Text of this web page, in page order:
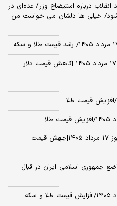
درباره استیضاح وزرا/ عده‌ای در
شود/ خیلی ها دلشان می خواست من
قیمت سکه، نیم سکه و ربع سکه امروز ۱۷ مرداد ۱۴۰۵|جهش قیمت
جمهوری اسلامی ایران در قبال